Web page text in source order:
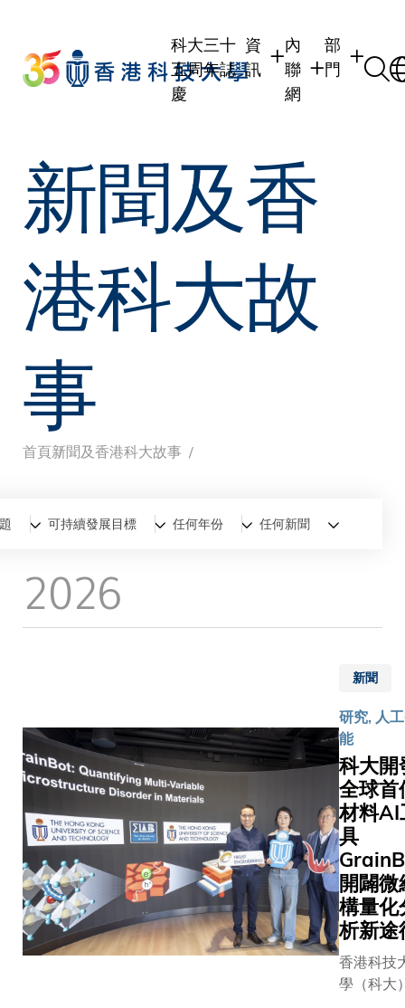
main
content
科大三十
五周年誌
慶
資
訊
校友
傳媒
公眾
內
聯
網
校友內聯網
部
門
新聞及香
港科大故
事
導
航
連
結
首頁新聞及香港科大故事
全部新聞香港科大故事
可持續發展目標 任何年份 任何新聞
2026
新聞
研究, 人
能
科大開
全球首
材料AI
具
開闢微
構量化
析新途
香港科技
學（科大